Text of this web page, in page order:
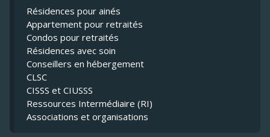
Résidences pour ainés
Appartement pour retraités
Condos pour retraités
Résidences avec soin
Conseillers en hébergement
CLSC
CISSS et CIUSSS
Ressources Intermédiaire (RI)
Associations et organisations